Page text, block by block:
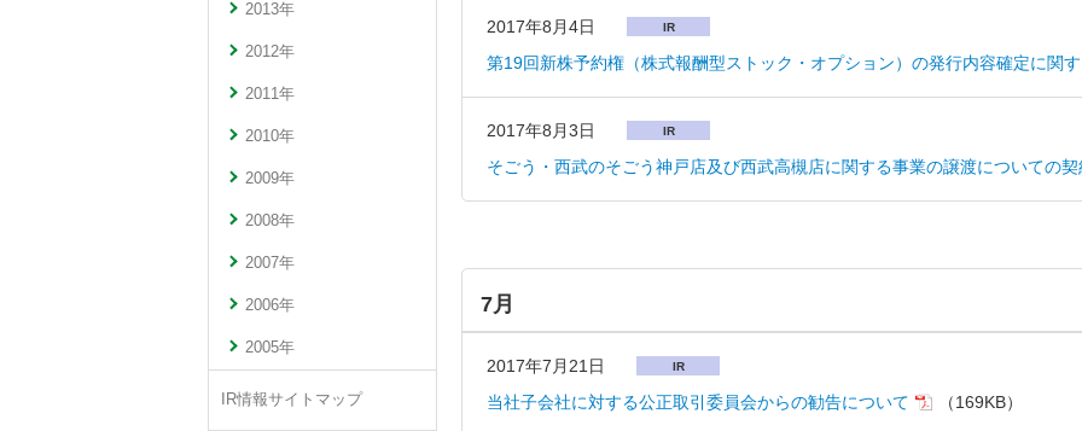
2013年
2012年
2011年
2010年
2009年
2008年
2007年
2006年
2005年
IR情報サイトマップ
2017年8月4日 IR
第19回新株予約権（株式報酬型ストック・オプション）の発行内容確定に関
2017年8月3日 IR
そごう・西武のそごう神戸店及び西武高槻店に関する事業の譲渡についての
7月
2017年7月21日 IR
当社子会社に対する公正取引委員会からの勧告について （169KB）